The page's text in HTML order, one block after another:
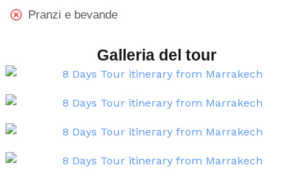
Pranzi e bevande
Galleria del tour